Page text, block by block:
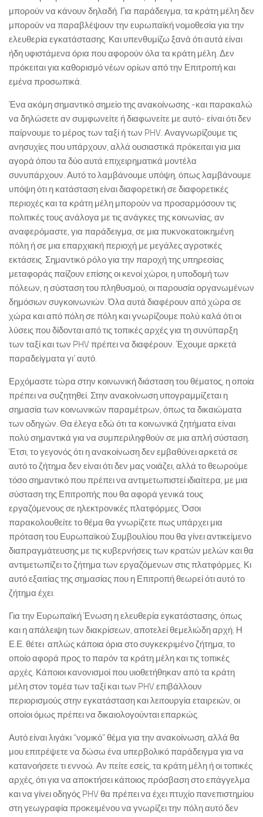
μπορούν να κάνουν δηλαδή. Για παράδειγμα, τα κράτη μέλη δεν
μπορούν να παραβλέψουν την ευρωπαϊκή νομοθεσία για την
ελευθερία εγκατάστασης. Και υπενθυμίζω ξανά ότι αυτά είναι
ήδη υφιστάμενα όρια που αφορούν όλα τα κράτη μέλη. Δεν
πρόκειται για καθορισμό νέων ορίων από την Επιτροπή και
εμένα προσωπικά.
Ένα ακόμη σημαντικό σημείο της ανακοίνωσης -και παρακαλώ
να δηλώσετε αν συμφωνείτε ή διαφωνείτε με αυτό- είναι ότι δεν
παίρνουμε το μέρος των ταξί ή των PHV. Αναγνωρίζουμε τις
ανησυχίες που υπάρχουν, αλλά ουσιαστικά πρόκειται για μια
αγορά όπου τα δύο αυτά επιχειρηματικά μοντέλα
συνυπάρχουν. Αυτό το λαμβάνουμε υπόψη, όπως λαμβάνουμε
υπόψη ότι η κατάσταση είναι διαφορετική σε διαφορετικές
περιοχές και τα κράτη μέλη μπορούν να προσαρμόσουν τις
πολιτικές τους ανάλογα με τις ανάγκες της κοινωνίας, αν
αναφερόμαστε, για παράδειγμα, σε μια πυκνοκατοικημένη
πόλη ή σε μια επαρχιακή περιοχή με μεγάλες αγροτικές
εκτάσεις. Σημαντικό ρόλο για την παροχή της υπηρεσίας
μεταφοράς παίζουν επίσης οι κενοί χώροι, η υποδομή των
πόλεων, η σύσταση του πληθυσμού, οι παρουσία οργανωμένων
δημόσιων συγκοινωνιών. Όλα αυτά διαφέρουν από χώρα σε
χώρα και από πόλη σε πόλη και γνωρίζουμε πολύ καλά ότι οι
λύσεις που δίδονται από τις τοπικές αρχές για τη συνύπαρξη
των ταξί και των PHV πρέπει να διαφέρουν. Έχουμε αρκετά
παραδείγματα γι’ αυτό.
Ερχόμαστε τώρα στην κοινωνική διάσταση του θέματος, η οποία
πρέπει να συζητηθεί. Στην ανακοίνωση υπογραμμίζεται η
σημασία των κοινωνικών παραμέτρων, όπως τα δικαιώματα
των οδηγών. Θα έλεγα εδώ ότι τα κοινωνικά ζητήματα είναι
πολύ σημαντικά για να συμπεριληφθούν σε μια απλή σύσταση.
Έτσι, το γεγονός ότι η ανακοίνωση δεν εμβαθύνει αρκετά σε
αυτό το ζήτημα δεν είναι ότι δεν μας νοιάζει, αλλά το θεωρούμε
τόσο σημαντικό που πρέπει να αντιμετωπιστεί ιδιαίτερα, με μια
σύσταση της Επιτροπής που θα αφορά γενικά τους
εργαζόμενους σε ηλεκτρονικές πλατφόρμες. Όσοι
παρακολουθείτε το θέμα θα γνωρίζετε πως υπάρχει μια
πρόταση του Ευρωπαϊκού Συμβουλίου που θα γίνει αντικείμενο
διαπραγμάτευσης με τις κυβερνήσεις των κρατών μελών και θα
αντιμετωπίζει το ζήτημα των εργαζόμενων στις πλατφόρμες. Κι
αυτό εξαιτίας της σημασίας που η Επιτροπή θεωρεί ότι αυτό το
ζήτημα έχει.
Για την Ευρωπαϊκή Ένωση η ελευθερία εγκατάστασης, όπως
και η απάλειψη των διακρίσεων, αποτελεί θεμελιώδη αρχή. Η
Ε.Ε. θέτει απλώς κάποια όρια στο συγκεκριμένο ζήτημα, το
οποίο αφορά προς το παρόν τα κράτη μέλη και τις τοπικές
αρχές. Κάποιοι κανονισμοί που υιοθετήθηκαν από τα κράτη
μέλη στον τομέα των ταξί και των PHV επιβάλλουν
περιορισμούς στην εγκατάσταση και λειτουργία εταιρειών, οι
οποίοι όμως πρέπει να δικαιολογούνται επαρκώς.
Αυτό είναι λιγάκι “νομικό” θέμα για την ανακοίνωση, αλλά θα
μου επιτρέψετε να δώσω ένα υπερβολικό παράδειγμα για να
κατανοήσετε τι εννοώ. Αν πείτε εσείς, τα κράτη μέλη ή οι τοπικές
αρχές, ότι για να αποκτήσει κάποιος πρόσβαση στο επάγγελμα
και να γίνει οδηγός PHV θα πρέπει να έχει πτυχίο πανεπιστημίου
στη γεωγραφία προκειμένου να γνωρίζει την πόλη αυτό δεν